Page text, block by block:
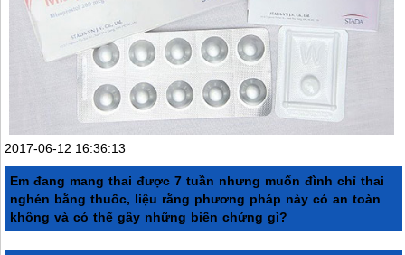
2017-06-12 16:36:13
Em đang mang thai được 7 tuần nhưng muốn đình chỉ thai
nghén bằng thuốc, liệu rằng phương pháp này có an toàn
không và có thể gây những biến chứng gì?